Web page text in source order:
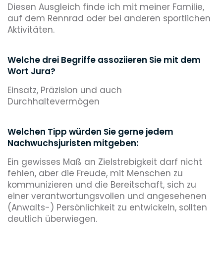
Diesen Ausgleich finde ich mit meiner Familie,
auf dem Rennrad oder bei anderen sportlichen
Aktivitäten.
Welche drei Begriffe assoziieren Sie mit dem
Wort Jura?
Einsatz, Präzision und auch
Durchhaltevermögen
Welchen Tipp würden Sie gerne jedem
Nachwuchsjuristen mitgeben:
Ein gewisses Maß an Zielstrebigkeit darf nicht
fehlen, aber die Freude, mit Menschen zu
kommunizieren und die Bereitschaft, sich zu
einer verantwortungsvollen und angesehenen
(Anwalts-) Persönlichkeit zu entwickeln, sollten
deutlich überwiegen.